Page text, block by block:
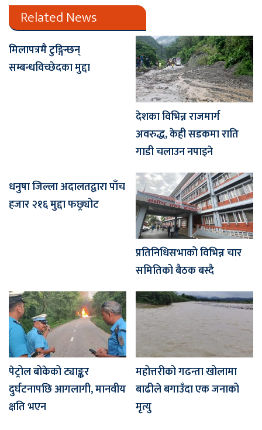
Related News
मिलापत्रमै टुङ्गिन्छन्
सम्बन्धविच्छेदका मुद्दा
देशका विभिन्न राजमार्ग
अवरुद्ध, केही सडकमा राति
गाडी चलाउन नपाइने
धनुषा जिल्ला अदालतद्वारा पाँच
हजार २१६ मुद्दा फछ्र्योट
प्रतिनिधिसभाको विभिन्न चार
समितिको बैठक बस्दै
पेट्रोल बोकेको ट्याङ्कर
दुर्घटनापछि आगलागी, मानवीय
क्षति भएन
महोत्तरीको गढन्ता खोलामा
बाढीले बगाउँदा एक जनाको
मृत्यु